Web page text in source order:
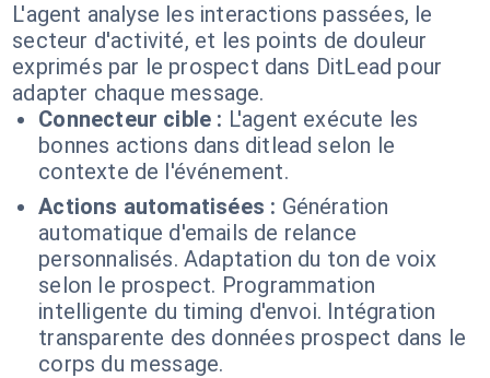
L'agent analyse les interactions passées, le
secteur d'activité, et les points de douleur
exprimés par le prospect dans DitLead pour
adapter chaque message.
Connecteur cible : L'agent exécute les
bonnes actions dans ditlead selon le
contexte de l'événement.
Actions automatisées : Génération
automatique d'emails de relance
personnalisés. Adaptation du ton de voix
selon le prospect. Programmation
intelligente du timing d'envoi. Intégration
transparente des données prospect dans le
corps du message.